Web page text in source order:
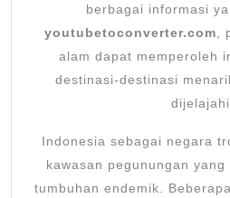
berbagai informasi
youtubetoconverter.com ,
alam dapat memperoleh
destinasi-destinasi
dijelajahi.
Indonesia sebagai negara
kawasan pegunungan
tumbuhan endemik.